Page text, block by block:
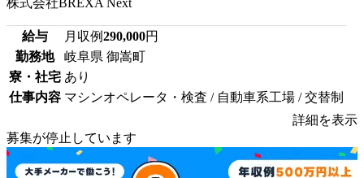
給与 月収例290,000円
勤務地
岐阜県 御嵩町
寮・社宅 あり
仕事内容 マシンオペレータ・検査 / 自動車系工場 / 交替制
詳細を表示
募集が停止しています